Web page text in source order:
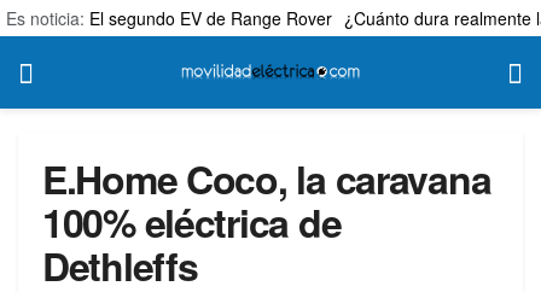
Es noticia: El segundo EV de Range Rover ¿Cuánto dura realmente
E.Home Coco, la caravana
100% eléctrica de
Dethleffs